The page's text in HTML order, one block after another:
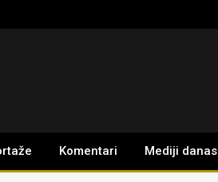
Komentari Mediji danas